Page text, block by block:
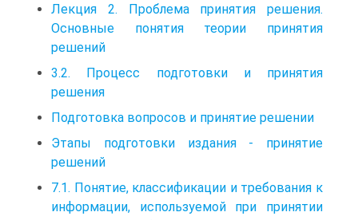
Лекция 2. Проблема принятия решения.
Основные понятия теории принятия
решений
3.2. Процесс подготовки и принятия
решения
Подготовка вопросов и принятие решении
Этапы подготовки издания - принятие
решений
7.1. Понятие, классификации и требования к
информации, используемой при принятии